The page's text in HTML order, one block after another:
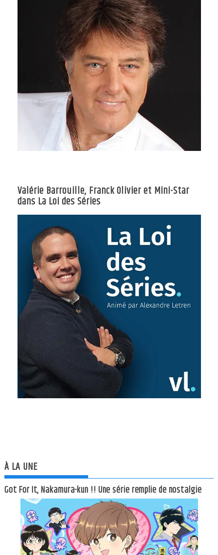
Valérie Barrouille, Franck Olivier et Mini-Star
dans La Loi des Séries
À LA UNE
Got For It, Nakamura-kun !! Une série remplie de nostalgie